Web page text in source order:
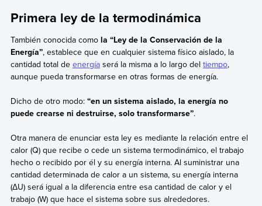
Primera ley de la termodinámica
También conocida como la “Ley de la Conservación de la
Energía”, establece que en cualquier sistema físico aislado, la
cantidad total de energíaserá la misma a lo largo del tiempo,
aunque pueda transformarse en otras formas de energía.
Dicho de otro modo: “en un sistema aislado, la energía no
puede crearse ni destruirse, solo transformarse”.
Otra manera de enunciar esta ley es mediante la relación entre el
calor (Q) que recibe o cede un sistema termodinámico, el trabajo
hecho o recibido por él y su energía interna. Al suministrar una
cantidad determinada de calor a un sistema, su energía interna
(ΔU) será igual a la diferencia entre esa cantidad de calor y el
trabajo (W) que hace el sistema sobre sus alrededores.